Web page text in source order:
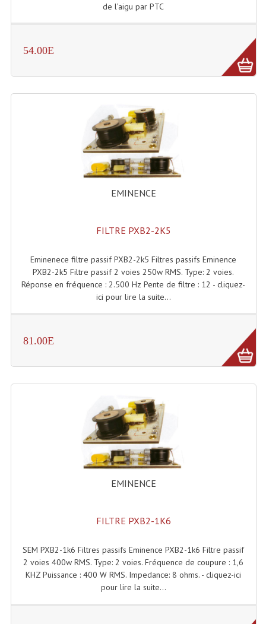
Moteurs Pavillons Pour Enceinte
Platines Disque Vinyles
Lecteurs Cd À Plats Lecteur MP3
Lecteurs Double Cd Mixage Intégrée
Lecteurs Double Cd MP3
Minidisc
Enregistreur Numérique
Platines Dvd Pour Dj
Micro Sans Fil HF VHF 200MHZ
Micro Sans Fil HF UHF 800MHZ
Micros De Studio
Multi-Effets, Reverbes Etc...
Portes Voix Mégaphones
Pupitre Pour Discours
de l’aigu par PTC
54.00E
EMINENCE
FILTRE PXB2-2K5
Eminenece filtre passif PXB2-2k5 Filtres passifs Eminence
PXB2-2k5 Filtre passif 2 voies 250w RMS. Type: 2 voies.
Réponse en fréquence : 2.500 Hz Pente de filtre : 12 - cliquez-
ici pour lire la suite...
81.00E
EMINENCE
FILTRE PXB2-1K6
SEM PXB2-1k6 Filtres passifs Eminence PXB2-1k6 Filtre passif
2 voies 400w RMS. Type: 2 voies. Fréquence de coupure : 1,6
KHZ Puissance : 400 W RMS. Impedance: 8 ohms. - cliquez-ici
pour lire la suite...